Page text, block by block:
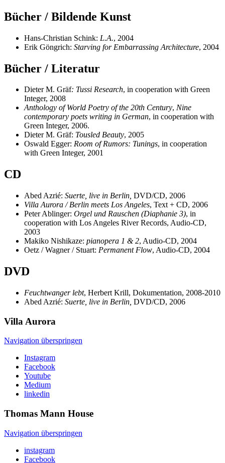
Bücher / Bildende Kunst
Hans-Christian Schink: L.A., 2004
Erik Göngrich: Starving for Embarrassing Architecture, 2004
Bücher / Literatur
Dieter M. Gräf: Tussi Research, in cooperation with Green
Integer, 2008
Anthology of World Poetry of the 20th Century, Nine
contemporary poets writing in German, in cooperation with
Green Integer, 2006.
Dieter M. Gräf: Tousled Beauty, 2005
Oswald Egger: Room of Rumors: Tunings, in cooperation
with Green Integer, 2001
CD
Abed Azrié: Suerte, live in Berlin, DVD/CD, 2006
Villa Aurora / Berlin meets Los Angeles, Text + CD, 2006
Peter Ablinger: Orgel und Rauschen (Diaphanie 3), in
cooperation with Los Angeles River Records, Audio-CD,
2003
Makiko Nishikaze: pianopera 1 & 2, Audio-CD, 2004
Oetz / Wagner / Stuart: Permanent Flow, Audio-CD, 2004
DVD
Feuchtwanger lebt, Herbert Krill, Dokumentation, 2008-2010
Abed Azrié: Suerte, live in Berlin, DVD/CD, 2006
Villa Aurora
Navigation überspringen
Instagram
Facebook
Youtube
Medium
linkedin
Thomas Mann House
Navigation überspringen
instagram
Facebook